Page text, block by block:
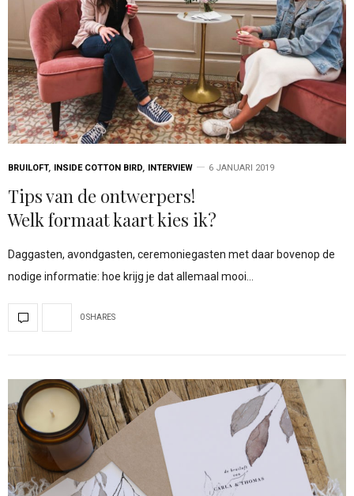
BRUILOFT, INSIDE COTTON BIRD, INTERVIEW 6 JANUARI 2019
Tips van de ontwerpers!
Welk formaat kaart kies ik?
Daggasten, avondgasten, ceremoniegasten met daar bovenop de
nodige informatie: hoe krijg je dat allemaal mooi…
0 SHARES